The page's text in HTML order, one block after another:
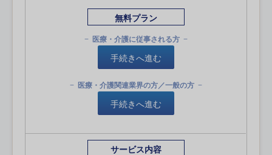
無料プラン
医療・介護に従事される方
手続きへ進む
医療・介護関連業界の方／一般の方
手続きへ進む
サービス内容